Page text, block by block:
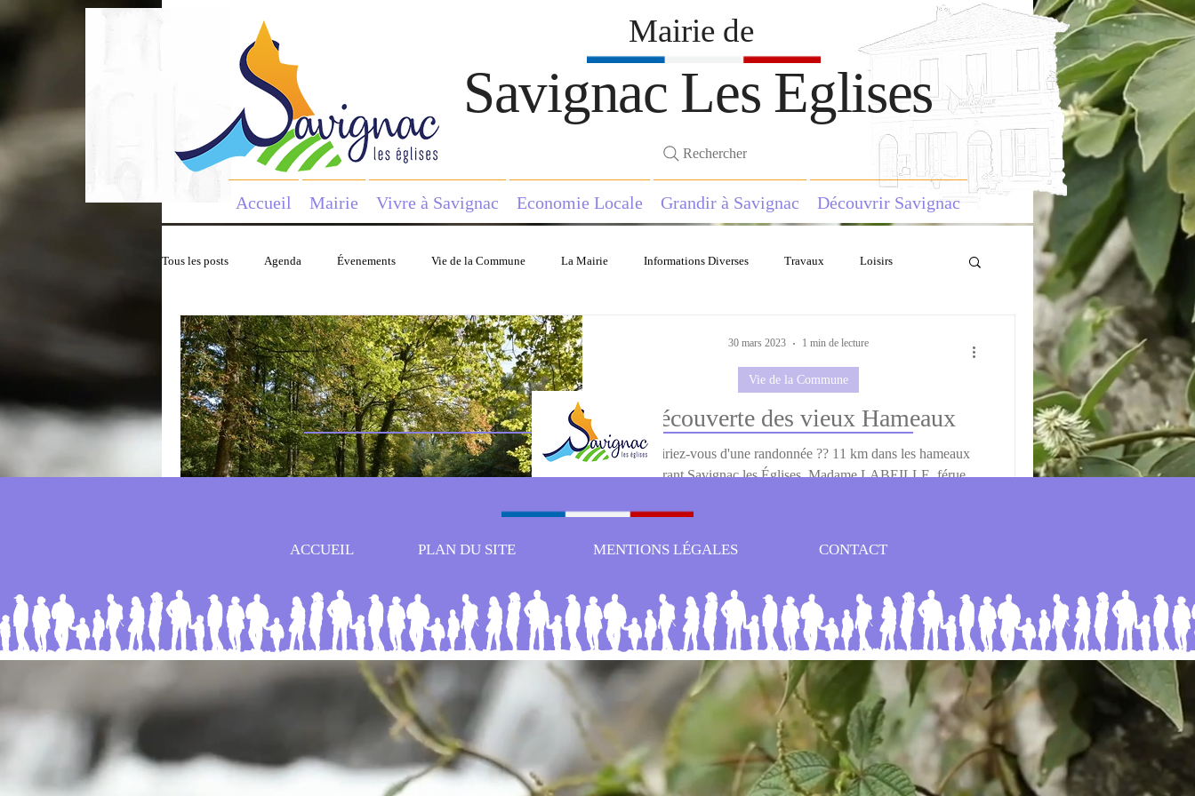
Savignac Les Eglises
Accueil Mairie Vivre à Savignac Economie Locale Grandir à Savignac Découvrir Savignac
Mairie de
Rechercher
Tous les posts Agenda Évenements Vie de la Commune La Mairie Informations Diverses Travaux Loisirs
Tourisme Consignes Bulletin Municipal Economie Histoire
Découverte des vieux Hameaux
Que diriez-vous d'une randonnée ?? 11 km dans les hameaux
entourant Savignac les Églises. Madame LABEILLE, férue
Vie de la Commune
30 mars 2023 1 min de lecture
ACCUEIL PLAN DU SITE MENTIONS LÉGALES CONTACT